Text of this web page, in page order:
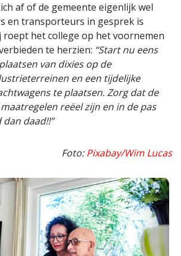
af of de gemeente eigenlijk wel
en transporteurs in gesprek is
roept het college op het voornemen
te herzien: “Start nu eens
van dixies op de
en een tijdelijke
te plaatsen. Zorg dat de
reëel zijn en in de pas
daad!!”
Foto:Pixabay/Wim Lucas